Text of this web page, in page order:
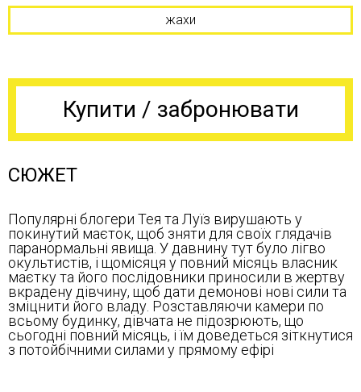
жахи
Купити / забронювати
СЮЖЕТ
Популярні блогери Тея та Луїз вирушають у
покинутий маєток, щоб зняти для своїх глядачів
паранормальні явища. У давнину тут було лігво
окультистів, і щомісяця у повний місяць власник
маєтку та його послідовники приносили в жертву
вкрадену дівчину, щоб дати демонові нові сили та
зміцнити його владу. Розставляючи камери по
всьому будинку, дівчата не підозрюють, що
сьогодні повний місяць, і їм доведеться зіткнутися
з потойбічними силами у прямому ефірі